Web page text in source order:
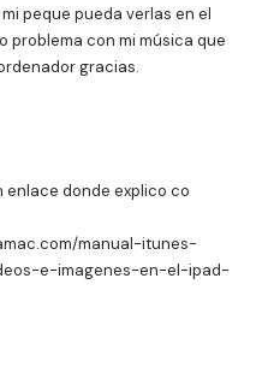
peque pueda verlas en el
problema con mi música que
gracias.
enlace donde explico co
manual-itunes-
e-imagenes-en-el-ipad-